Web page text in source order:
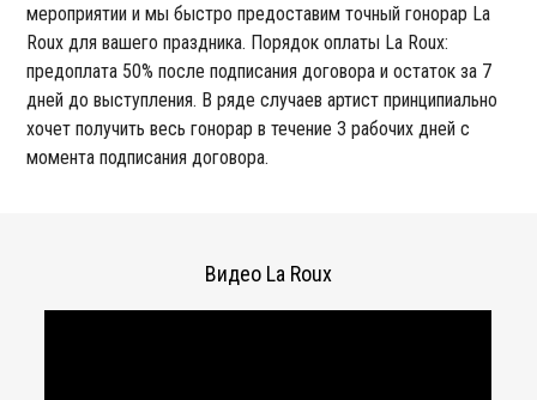
мероприятии и мы быстро предоставим точный гонорар La
Roux для вашего праздника. Порядок оплаты La Roux:
предоплата 50% после подписания договора и остаток за 7
дней до выступления. В ряде случаев артист принципиально
хочет получить весь гонорар в течение 3 рабочих дней с
момента подписания договора.
Видео La Roux